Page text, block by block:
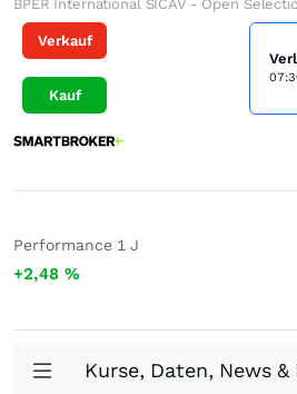
BPER International SICAV - Open
Verkauf
Kauf
Performance 1 J
+2,48 %
Kurse, Daten, News &